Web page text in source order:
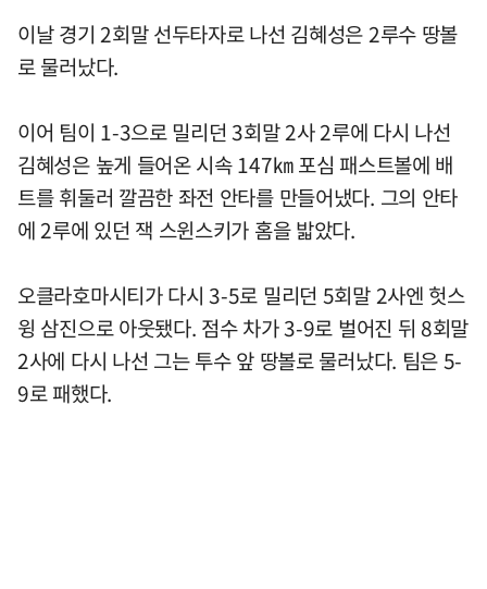
이날 경기 2회말 선두타자로 나선 김혜성은 2루수 땅볼
로 물러났다.
이어 팀이 1-3으로 밀리던 3회말 2사 2루에 다시 나선
김혜성은 높게 들어온 시속 147㎞ 포심 패스트볼에 배
트를 휘둘러 깔끔한 좌전 안타를 만들어냈다. 그의 안타
에 2루에 있던 잭 스윈스키가 홈을 밟았다.
오클라호마시티가 다시 3-5로 밀리던 5회말 2사엔 헛스
윙 삼진으로 아웃됐다. 점수 차가 3-9로 벌어진 뒤 8회말
2사에 다시 나선 그는 투수 앞 땅볼로 물러났다. 팀은 5-
9로 패했다.